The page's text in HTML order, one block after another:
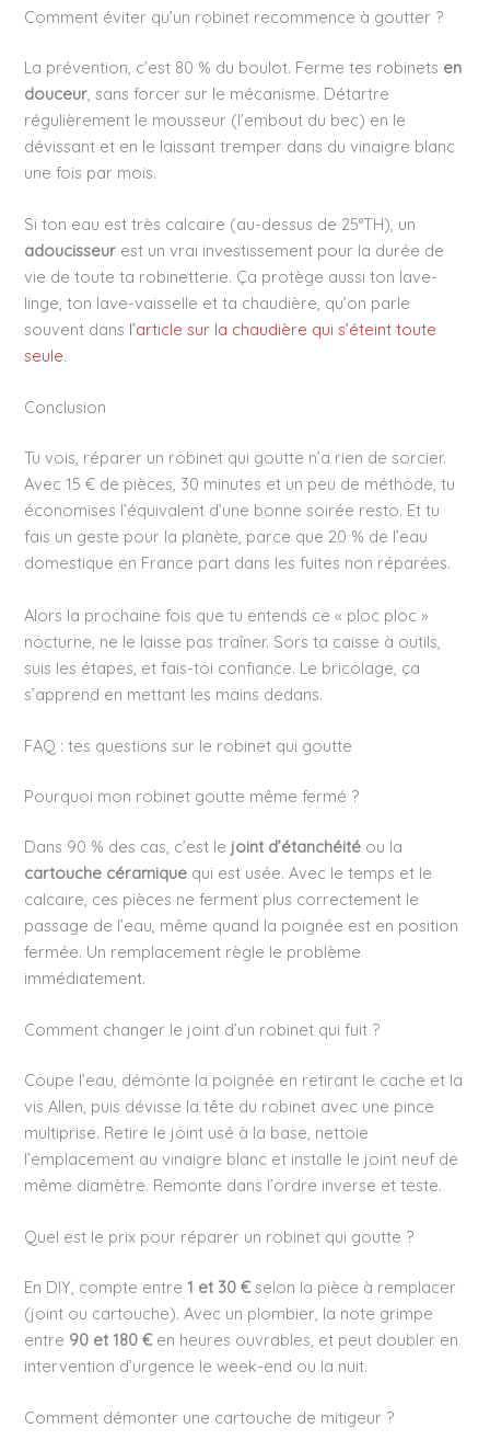
Comment éviter qu’un robinet recommence à goutter ?
La prévention, c’est 80 % du boulot. Ferme tes robinets en
douceur , sans forcer sur le mécanisme. Détartre
régulièrement le mousseur (l’embout du bec) en le
dévissant et en le laissant tremper dans du vinaigre blanc
une fois par mois.
Si ton eau est très calcaire (au-dessus de 25°TH), un
adoucisseur est un vrai investissement pour la durée de
vie de toute ta robinetterie. Ça protège aussi ton lave-
linge, ton lave-vaisselle et ta chaudière, qu’on parle
souvent dans l’article sur la chaudière qui s’éteint toute
seule.
Conclusion
Tu vois, réparer un robinet qui goutte n’a rien de sorcier.
Avec 15 € de pièces, 30 minutes et un peu de méthode, tu
économises l’équivalent d’une bonne soirée resto. Et tu
fais un geste pour la planète, parce que 20 % de l’eau
domestique en France part dans les fuites non réparées.
Alors la prochaine fois que tu entends ce « ploc ploc »
nocturne, ne le laisse pas traîner. Sors ta caisse à outils,
suis les étapes, et fais-toi confiance. Le bricolage, ça
s’apprend en mettant les mains dedans.
FAQ : tes questions sur le robinet qui goutte
Pourquoi mon robinet goutte même fermé ?
Dans 90 % des cas, c’est le joint d’étanchéité ou la
cartouche céramique qui est usée. Avec le temps et le
calcaire, ces pièces ne ferment plus correctement le
passage de l’eau, même quand la poignée est en position
fermée. Un remplacement règle le problème
immédiatement.
Comment changer le joint d’un robinet qui fuit ?
Coupe l’eau, démonte la poignée en retirant le cache et la
vis Allen, puis dévisse la tête du robinet avec une pince
multiprise. Retire le joint usé à la base, nettoie
l’emplacement au vinaigre blanc et installe le joint neuf de
même diamètre. Remonte dans l’ordre inverse et teste.
Quel est le prix pour réparer un robinet qui goutte ?
En DIY, compte entre1 et 30 €selon la pièce à remplacer
(joint ou cartouche). Avec un plombier, la note grimpe
entre 90 et 180 €en heures ouvrables, et peut doubler en
intervention d’urgence le week-end ou la nuit.
Comment démonter une cartouche de mitigeur ?